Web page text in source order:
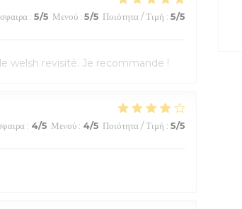
: 5/5 Μενού: 5/5 Ποιότητα / Τιμή : 5/5
welsh revisité. Je recommande !
: 4/5 Μενού: 4/5 Ποιότητα / Τιμή : 5/5